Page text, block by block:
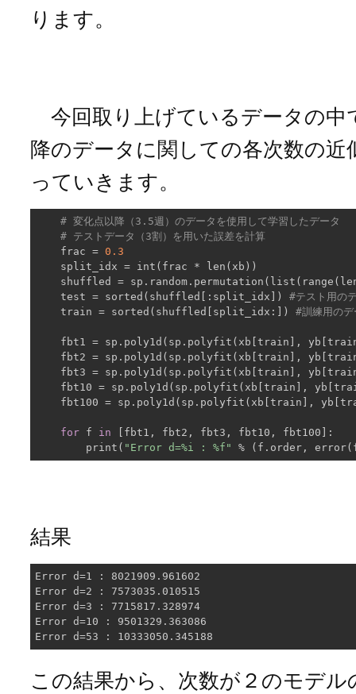
ります。
今回取り上げているデータの中
降のデータに関しての各次数の近
っていきます。
# 変化点以降（3.5週）のデータを使用して学習したデータ
# テストデータ（3割）を用いた誤差を計算
    frac =
0.3
    split_idx = int(frac * len(xb))
shuffled =
    test = sorted(shuffled[:split_idx])
#テスト用の
    train = sorted(shuffled[split_idx:])
#訓練用の
fbt1 = sp.poly1d(sp.polyfit(xb[train],
fbt2 = sp.poly1d(sp.polyfit(xb[train],
fbt3 = sp.poly1d(sp.polyfit(xb[train],
fbt10 = sp.poly1d(sp.polyfit(xb[train],
fbt100 = sp.poly1d(sp.polyfit(xb[train],
for f in [fbt1, fbt2, fbt3, fbt10, fbt100]:
        print(
"Error d=%i : %f"
結果
Error d=1 : 8021909.961602
Error d=2 : 7573035.010515
Error d=3 : 7715817.328974
Error d=10 : 9501329.363086
この結果から、次数が２のモデ